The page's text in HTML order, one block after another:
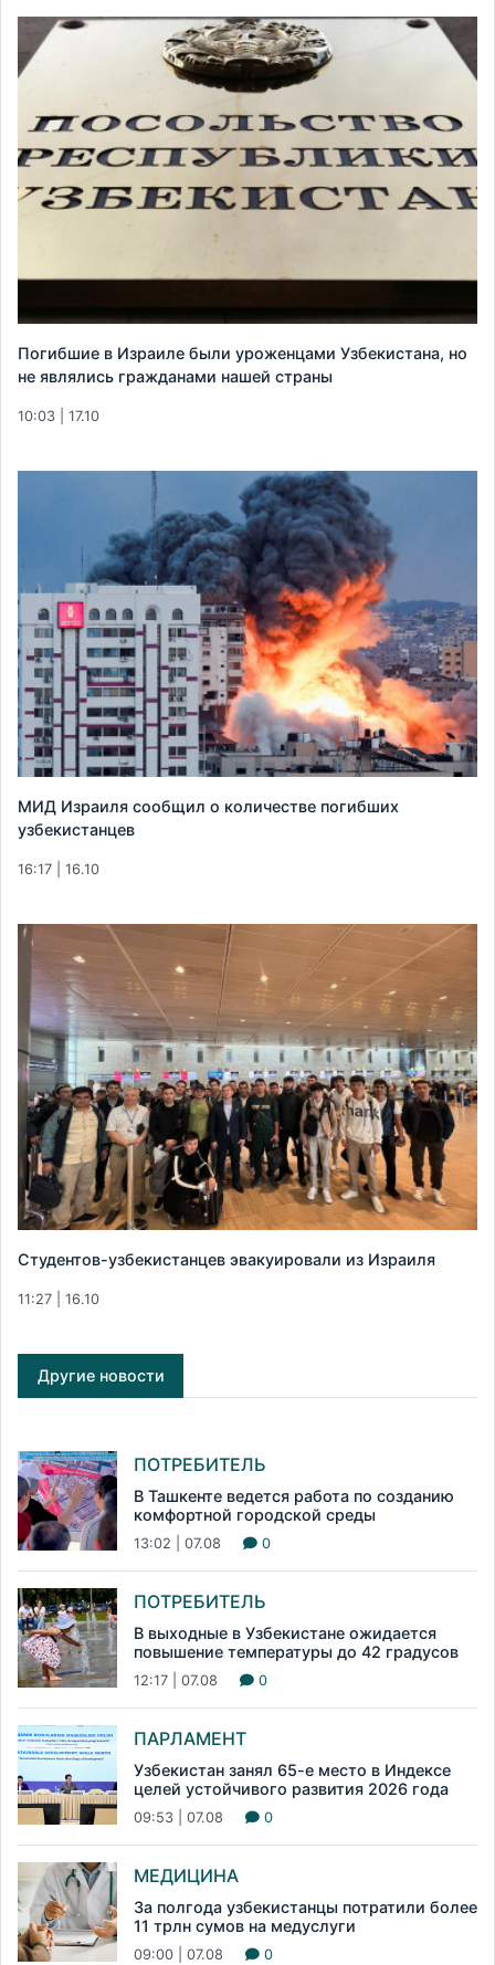
Погибшие в Израиле были уроженцами Узбекистана, но
не являлись гражданами нашей страны
10:03 | 17.10
МИД Израиля сообщил о количестве погибших
узбекистанцев
16:17 | 16.10
Студентов-узбекистанцев эвакуировали из Израиля
11:27 | 16.10
Другие новости
ПОТРЕБИТЕЛЬ
В Ташкенте ведется работа по созданию
комфортной городской среды
13:02 | 07.08 0
ПОТРЕБИТЕЛЬ
В выходные в Узбекистане ожидается
повышение температуры до 42 градусов
12:17 | 07.08 0
ПАРЛАМЕНТ
Узбекистан занял 65-е место в Индексе
целей устойчивого развития 2026 года
09:53 | 07.08 0
МЕДИЦИНА
За полгода узбекистанцы потратили более
11 трлн сумов на медуслуги
09:00 | 07.08 0